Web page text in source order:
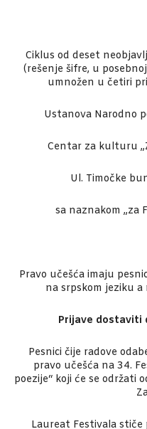
Ciklus od deset
(rešenje šifre, u
umnožen u četiri
Ustanova Narodno
Centar za kulturu
Ul. Timočke
sa naznakom „za
Pravo učešća imaju
na srpskom jeziku
Prijave dostaviti
Pesnici čije radove
pravo učešća na 34.
poezije“ koji će se održati
Laureat Festivala stiče